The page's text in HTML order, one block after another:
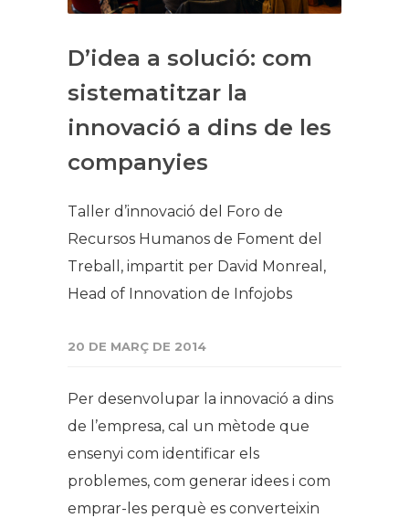
D’idea a solució: com
sistematitzar la
innovació a dins de les
companyies
Taller d’innovació del Foro de
Recursos Humanos de Foment del
Treball, impartit per David Monreal,
Head of Innovation de Infojobs​
20 DE MARÇ DE 2014
Per desenvolupar la innovació a dins
de l’empresa, cal un mètode que
ensenyi com identificar els
problemes, com generar idees i com
emprar-les perquè es converteixin